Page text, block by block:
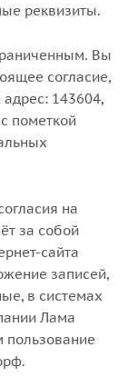
реквизиты.
Вы
согласие,
143604,
пометкой
на
за собой
сайта
записей,
в системах
Лама